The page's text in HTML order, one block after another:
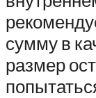
сумму в
размер